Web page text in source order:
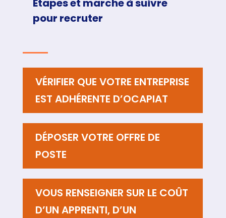
Étapes et marche à suivre
pour recruter
VÉRIFIER QUE VOTRE ENTREPRISE
EST ADHÉRENTE D’OCAPIAT
DÉPOSER VOTRE OFFRE DE
POSTE
VOUS RENSEIGNER SUR LE COÛT
D’UN APPRENTI, D’UN